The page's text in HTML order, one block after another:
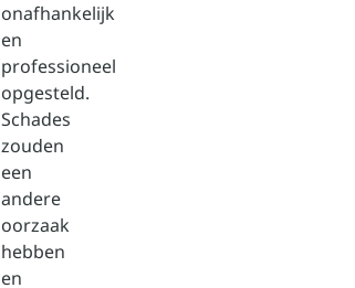
onafhankelijk
en
professioneel
opgesteld.
Schades
zouden
een
andere
oorzaak
hebben
en